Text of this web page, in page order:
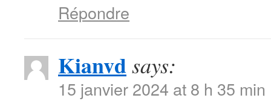
Répondre
Kianvdsays:
15 janvier 2024 at 8 h 35 min